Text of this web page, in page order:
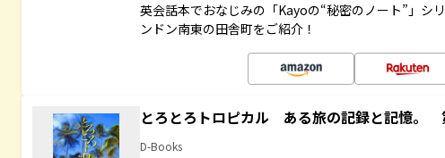
英会話本でおなじみの「Kayoの“秘密のノート”」シ
ンドン南東の田舎町をご紹介！
とろとろトロピカル ある旅の記録と記憶。
D-Books